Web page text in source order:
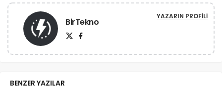
BirTekno YAZARIN PROFILI
BENZER YAZILAR